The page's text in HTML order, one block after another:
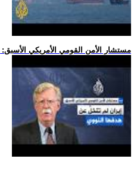
.. مستشار الأمن القومي الأمريكي